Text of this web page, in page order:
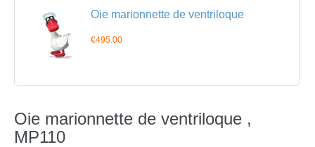
Oie marionnette de ventriloque
€495.00
Oie marionnette de ventriloque ,
MP110